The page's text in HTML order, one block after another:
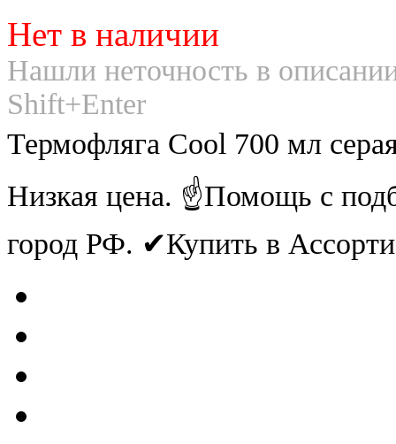
Нет в наличии
Нашли неточность в
Shift+Enter
Термофляга Cool 700 мл
Низкая цена. ☝Помощь с
город РФ. ✔Купить в